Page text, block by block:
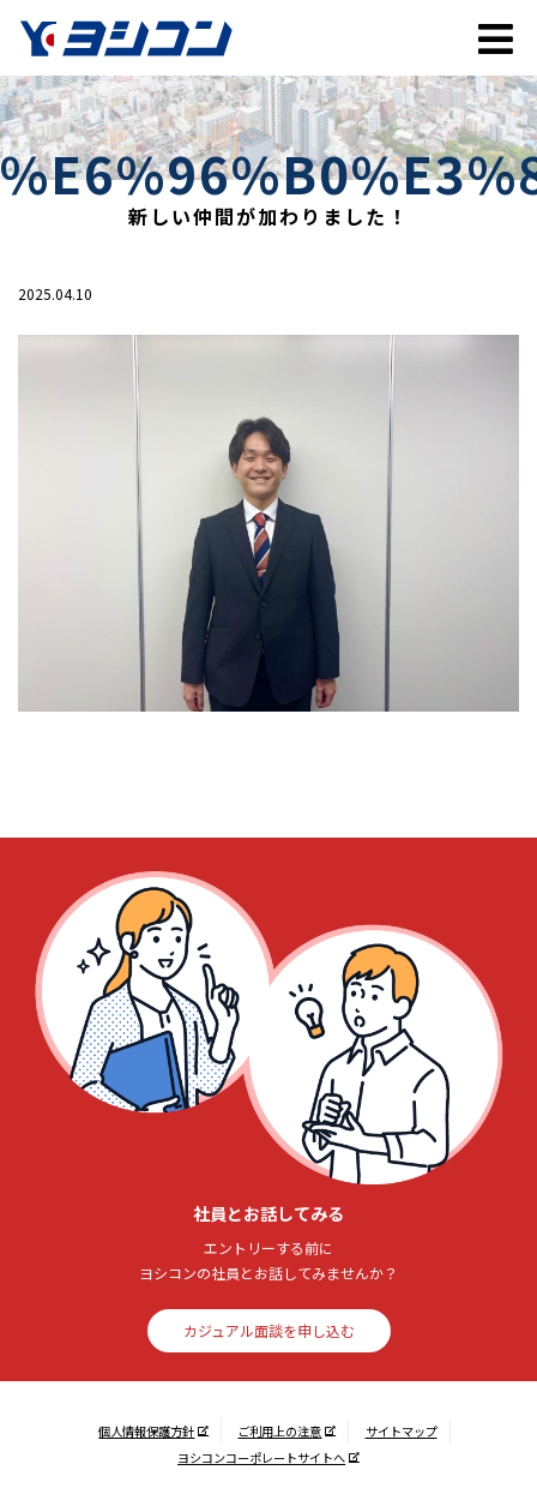
新しい仲間が加わりました！
2025.04.10
社員とお話してみる
エントリーする前に
ヨシコンの社員とお話してみませんか？
カジュアル面談を申し込む
個人情報保護方針 ご利用上の注意
サイトマップ
ヨシコンコーポレートサイトへ